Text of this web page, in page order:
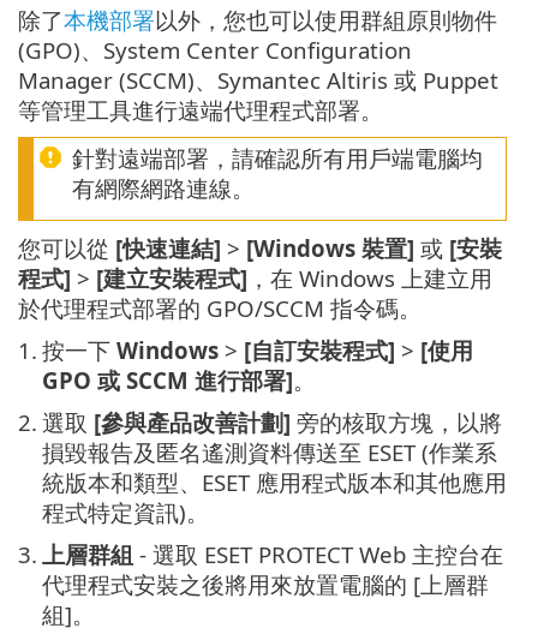
除了本機部署以外，您也可以使用群組原則物件
(GPO)、System Center Configuration
Manager (SCCM)、Symantec Altiris 或 Puppet
等管理工具進行遠端代理程式部署。
針對遠端部署，請確認所有用戶端電腦均
有網際網路連線。
您可以從 [快速連結] > [Windows 裝置] 或 [安裝
程式] > [建立安裝程式] ，在 Windows 上建立用
於代理程式部署的 GPO/SCCM 指令碼。
1. 按一下 Windows > [自訂安裝程式] > [使用
GPO 或 SCCM 進行部署]。
2. 選取 [參與產品改善計劃] 旁的核取方塊，以將
損毀報告及匿名遙測資料傳送至 ESET (作業系
統版本和類型、ESET 應用程式版本和其他應用
程式特定資訊)。
3. 上層群組 - 選取 ESET PROTECT Web 主控台在
代理程式安裝之後將用來放置電腦的 [上層群
組]。